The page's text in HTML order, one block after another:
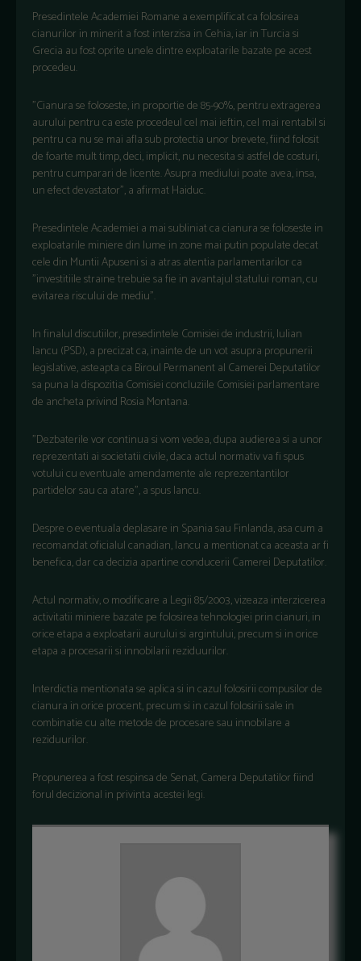
Presedintele Academiei Romane a exemplificat ca folosirea
cianurilor in minerit a fost interzisa in Cehia, iar in Turcia si
Grecia au fost oprite unele dintre exploatarile bazate pe acest
procedeu.
"Cianura se foloseste, in proportie de 85-90%, pentru extragerea
aurului pentru ca este procedeul cel mai ieftin, cel mai rentabil si
pentru ca nu se mai afla sub protectia unor brevete, fiind folosit
de foarte mult timp, deci, implicit, nu necesita si astfel de costuri,
pentru cumparari de licente. Asupra mediului poate avea, insa,
un efect devastator", a afirmat Haiduc.
Presedintele Academiei a mai subliniat ca cianura se foloseste in
exploatarile miniere din lume in zone mai putin populate decat
cele din Muntii Apuseni si a atras atentia parlamentarilor ca
"investitiile straine trebuie sa fie in avantajul statului roman, cu
evitarea riscului de mediu".
In finalul discutiilor, presedintele Comisiei de industrii, Iulian
Iancu (PSD), a precizat ca, inainte de un vot asupra propunerii
legislative, asteapta ca Biroul Permanent al Camerei Deputatilor
sa puna la dispozitia Comisiei concluziile Comisiei parlamentare
de ancheta privind Rosia Montana.
"Dezbaterile vor continua si vom vedea, dupa audierea si a unor
reprezentati ai societatii civile, daca actul normativ va fi spus
votului cu eventuale amendamente ale reprezentantilor
partidelor sau ca atare", a spus Iancu.
Despre o eventuala deplasare in Spania sau Finlanda, asa cum a
recomandat oficialul canadian, Iancu a mentionat ca aceasta ar fi
benefica, dar ca decizia apartine conducerii Camerei Deputatilor.
Actul normativ, o modificare a Legii 85/2003, vizeaza interzicerea
activitatii miniere bazate pe folosirea tehnologiei prin cianuri, in
orice etapa a exploatarii aurului si argintului, precum si in orice
etapa a procesarii si innobilarii reziduurilor.
Interdictia mentionata se aplica si in cazul folosirii compusilor de
cianura in orice procent, precum si in cazul folosirii sale in
combinatie cu alte metode de procesare sau innobilare a
reziduurilor.
Propunerea a fost respinsa de Senat, Camera Deputatilor fiind
forul decizional in privinta acestei legi.